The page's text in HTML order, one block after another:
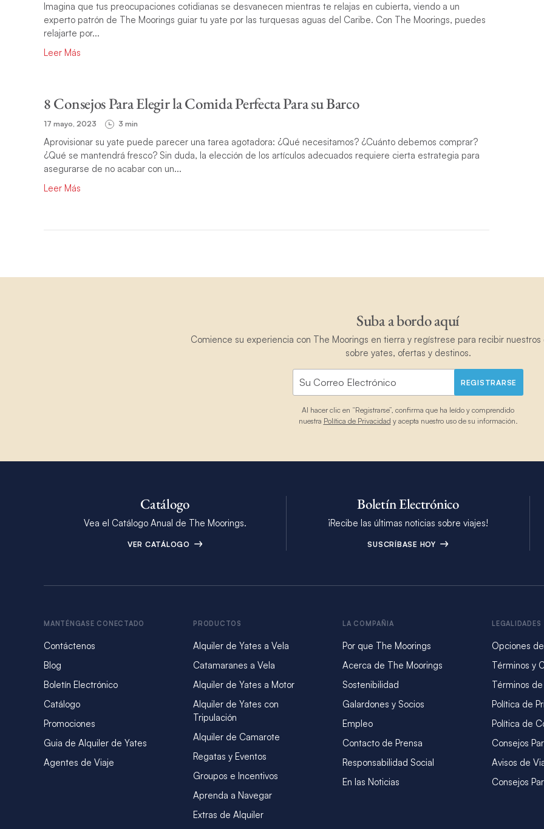
Imagina que tus preocupaciones cotidianas se desvanecen mientras te relajas en cubierta, viendo a un
experto patrón de The Moorings guiar tu yate por las turquesas aguas del Caribe. Con The Moorings, puedes
relajarte por...
Leer Más
8 Consejos Para Elegir la Comida Perfecta Para su Barco
17 mayo, 2023 3 min
Aprovisionar su yate puede parecer una tarea agotadora: ¿Qué necesitamos? ¿Cuánto debemos comprar?
¿Qué se mantendrá fresco? Sin duda, la elección de los artículos adecuados requiere cierta estrategia para
asegurarse de no acabar con un...
Leer Más
Suba a bordo aquí
Comience su experiencia con The Moorings en tierra y regístrese para recibir
sobre yates, ofertas y destinos.
REGISTRARSE
Al hacer clic en “Registrarse”, confirma que ha leído y comprendido
nuestra Política de Privacidad y acepta nuestro uso de su información.
Catálogo
Vea el Catálogo Anual de The Moorings.
VER CATÁLOGO
Boletín Electrónico
¡Recibe las últimas noticias sobre viajes!
SUSCRÍBASE HOY
MANTÉNGASE CONECTADO
Contáctenos
Blog
Boletín Electrónico
Catálogo
Promociones
Guia de Alquiler de Yates
Agentes de Viaje
PRODUCTOS
Alquiler de Yates a Vela
Catamaranes a Vela
Alquiler de Yates a Motor
Alquiler de Yates con
Tripulación
Alquiler de Camarote
Regatas y Eventos
Groupos e Incentivos
Aprenda a Navegar
Extras de Alquiler
LA COMPAÑIA
Por que The Moorings
Acerca de The Moorings
Sostenibilidad
Galardones y Socios
Empleo
Contacto de Prensa
Responsabilidad Social
En las Noticias
LEGALIDADES
Opciones
Términos y
Términos
Política de
Política de
Consejos
Avisos de
Consejos